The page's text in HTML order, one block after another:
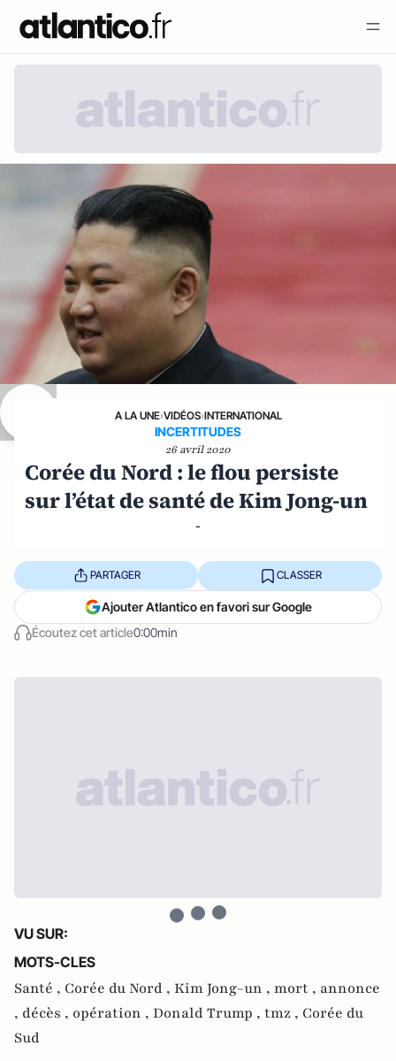
A LA UNE›VIDÉOS›INTERNATIONAL
INCERTITUDES
26 avril 2020
Corée du Nord : le flou persiste
sur l’état de santé de Kim Jong-un
-
Écoutez cet article0:00min
PARTAGER CLASSER
Ajouter Atlantico en favori sur Google
VU SUR:
MOTS-CLES
Santé , Corée du Nord , Kim Jong-un , mort , annonce
, décès , opération , Donald Trump , tmz , Corée du
Sud